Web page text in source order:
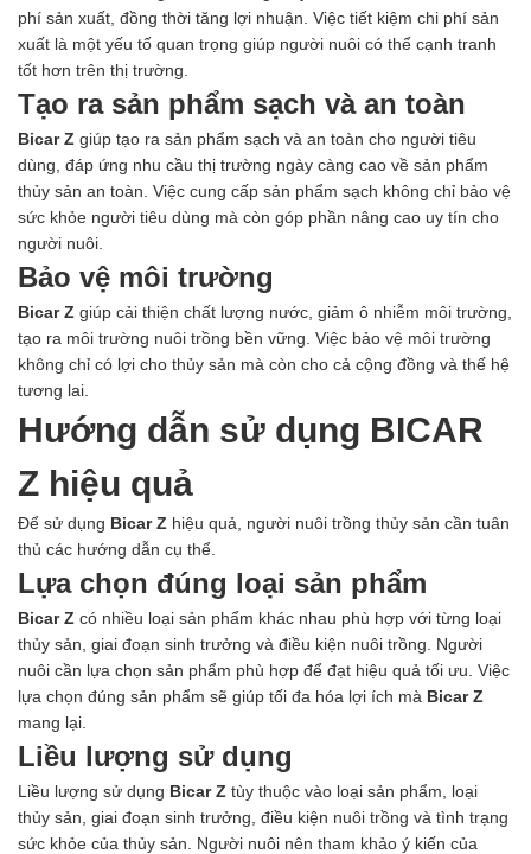
phí sản xuất, đồng thời tăng lợi nhuận. Việc tiết kiệm chi phí sản
xuất là một yếu tố quan trọng giúp người nuôi có thể cạnh tranh
tốt hơn trên thị trường.
Tạo ra sản phẩm sạch và an toàn
Bicar Z giúp tạo ra sản phẩm sạch và an toàn cho người tiêu
dùng, đáp ứng nhu cầu thị trường ngày càng cao về sản phẩm
thủy sản an toàn. Việc cung cấp sản phẩm sạch không chỉ bảo vệ
sức khỏe người tiêu dùng mà còn góp phần nâng cao uy tín cho
người nuôi.
Bảo vệ môi trường
Bicar Z giúp cải thiện chất lượng nước, giảm ô nhiễm môi trường,
tạo ra môi trường nuôi trồng bền vững. Việc bảo vệ môi trường
không chỉ có lợi cho thủy sản mà còn cho cả cộng đồng và thế hệ
tương lai.
Hướng dẫn sử dụng BICAR
Z hiệu quả
Để sử dụng Bicar Z hiệu quả, người nuôi trồng thủy sản cần tuân
thủ các hướng dẫn cụ thể.
Lựa chọn đúng loại sản phẩm
Bicar Z có nhiều loại sản phẩm khác nhau phù hợp với từng loại
thủy sản, giai đoạn sinh trưởng và điều kiện nuôi trồng. Người
nuôi cần lựa chọn sản phẩm phù hợp để đạt hiệu quả tối ưu. Việc
lựa chọn đúng sản phẩm sẽ giúp tối đa hóa lợi ích mà Bicar Z
mang lại.
Liều lượng sử dụng
Liều lượng sử dụng Bicar Z tùy thuộc vào loại sản phẩm, loại
thủy sản, giai đoạn sinh trưởng, điều kiện nuôi trồng và tình trạng
sức khỏe của thủy sản. Người nuôi nên tham khảo ý kiến của